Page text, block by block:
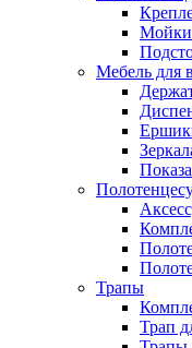
Мойки
Мебель для
Трапы
Трап